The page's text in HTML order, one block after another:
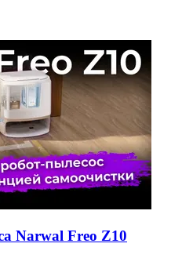
Narwal Freo Z10